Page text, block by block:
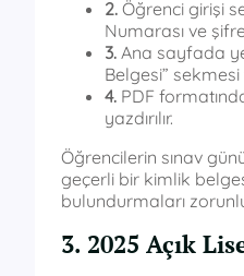
2. Öğrenci girişi
Numarası ve
3. Ana sayfada
Belgesi” sekmesi
4. PDF
yazdırılır.
Öğrencilerin sınav
geçerli bir kimlik
bulundurmaları
3. 2025 Açık